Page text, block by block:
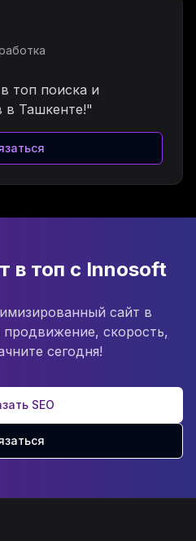
топ поиска и
в Ташкенте!"
в топ с Innosoft
сайт в
продвижение, скорость,
сегодня!
SEO